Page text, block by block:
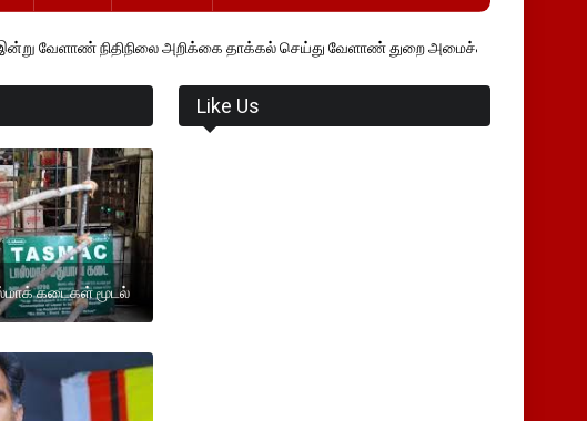
அறிக்கை தாக்கல் செய்து வேளாண் துறை அமைச்சர் வினோத் வாசித்து
கடைகள் மூடல்
Like Us